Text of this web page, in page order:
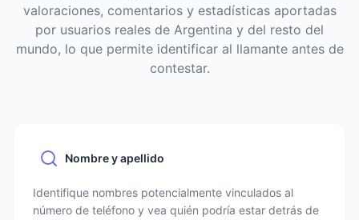
valoraciones, comentarios y estadísticas aportadas
por usuarios reales de Argentina y del resto del
mundo, lo que permite identificar al llamante antes de
contestar.
Nombre y apellido
Identifique nombres potencialmente vinculados al
número de teléfono y vea quién podría estar detrás de